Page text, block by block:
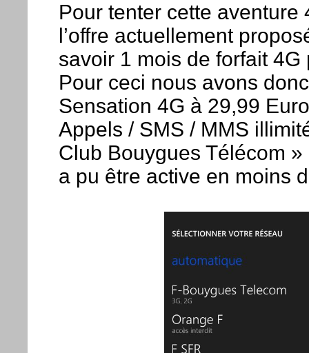
Pour tenter cette
l’offre actuellement
savoir 1 mois de forfait
Pour ceci nous avons
Sensation 4G à 29,99
Appels / SMS / MMS
Club Bouygues Télécom
a pu être active en moins